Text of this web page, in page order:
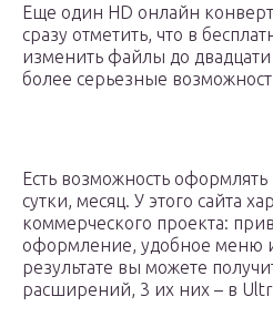
Еще один HD онлайн
сразу отметить, что в
изменить файлы до
более серьезные
Есть возможность
сутки, месяц. У этого сайта
коммерческого проекта:
оформление, удобное меню
результате вы можете
расширений, 3 их них – в